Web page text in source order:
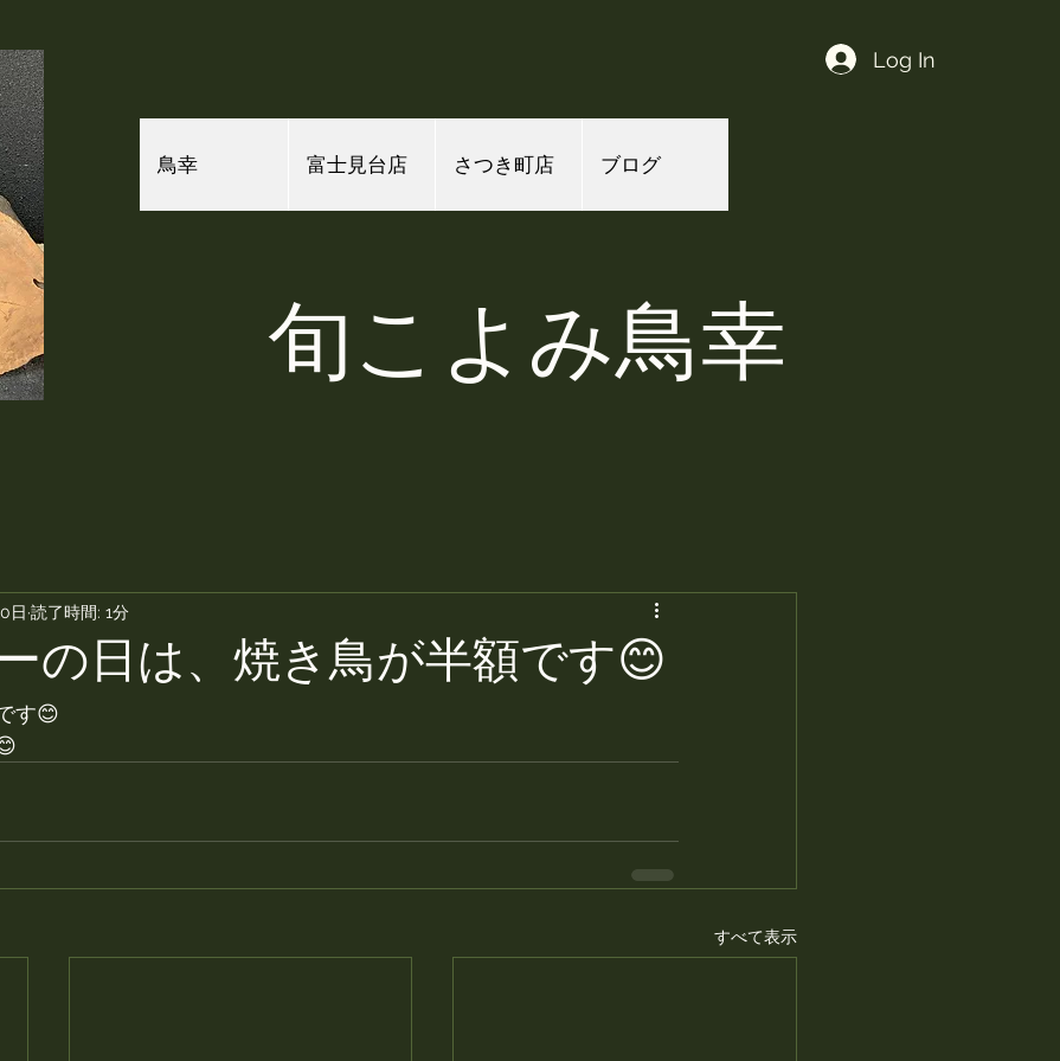
Log In
鳥幸 富士見台店 さつき町店 ブログ
​旬こよみ鳥幸
の日は、焼き鳥が半額です😊
日 読了時間: 1分
す😊
すべて表示